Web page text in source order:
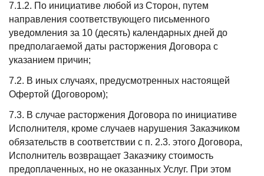
7.1.2. По инициативе любой из Сторон, путем
направления соответствующего письменного
уведомления за 10 (десять) календарных дней до
предполагаемой даты расторжения Договора с
указанием причин;
7.2. В иных случаях, предусмотренных настоящей
Офертой (Договором);
7.3. В случае расторжения Договора по инициативе
Исполнителя, кроме случаев нарушения Заказчиком
обязательств в соответствии с п. 2.3. этого Договора,
Исполнитель возвращает Заказчику стоимость
предоплаченных, но не оказанных Услуг. При этом